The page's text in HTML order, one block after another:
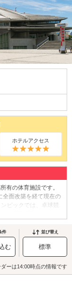
ホテルアクセス
有の体育施設です。
全面改築を経て現在の
ピックでは、卓球競
43,971平方メート
めです。スケジュー
からもアクセスが便
件
む
並び替え
標準
ーは14:00時点の情報です